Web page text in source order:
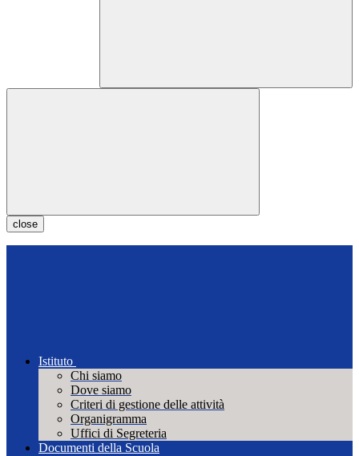
close
Istituto
Chi siamo
Dove siamo
Criteri di gestione delle attività
Organigramma
Uffici di Segreteria
Documenti della Scuola